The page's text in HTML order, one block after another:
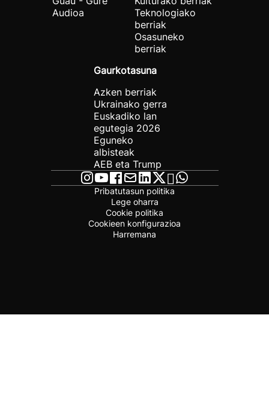
Audioa
Teknologiako
berriak
Osasuneko
berriak
Gaurkotasuna
Azken berriak
Ukrainako gerra
Euskadiko lan
egutegia 2026
Eguneko
albisteak
AEB eta Trump
Pribatutasun politika
Lege oharra
Cookie politika
Cookieen konfigurazioa
Harremana